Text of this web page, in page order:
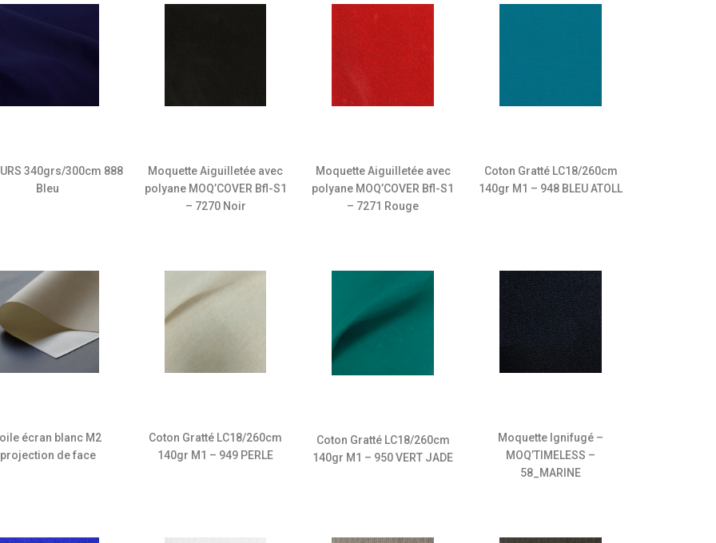
340grs/300cm 888
Bleu
Moquette Aiguilletée avec
polyane MOQ’COVER Bfl-S1
– 7270 Noir
Moquette Aiguilletée avec
polyane MOQ’COVER Bfl-S1
– 7271 Rouge
Coton Gratté LC18/260cm
140gr M1 – 948 BLEU ATOLL
écran blanc M2
projection de face
Coton Gratté LC18/260cm
140gr M1 – 949 PERLE
Coton Gratté LC18/260cm
140gr M1 – 950 VERT JADE
Moquette Ignifugé –
MOQ’TIMELESS –
58_MARINE